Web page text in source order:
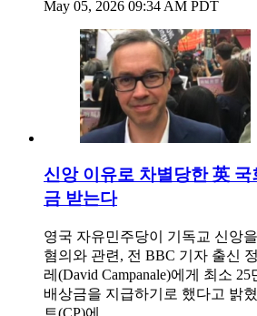
May 05, 2026 09:34 AM PDT
신앙 이유로 차별당한 英
금 받는다
영국 자유민주당이 기독교 신앙
혐의와 관련, 전 BBC 기자 출신
레(David Campanale)에게 최소
배상금을 지급하기로 했다고 밝